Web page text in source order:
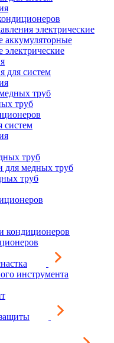
электрические
аккумуляторные
для систем
труб
труб
систем
труб
для медных труб
труб
кондиционеров
инструмента